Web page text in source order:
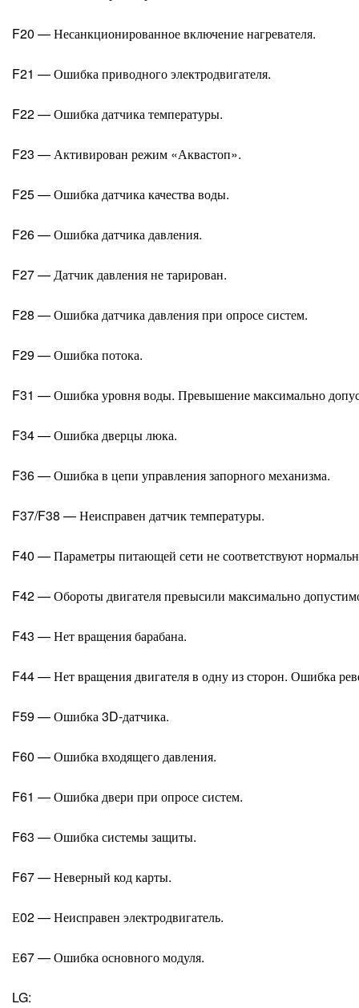
F20 — Несанкционированное включение нагревателя.
F21 — Ошибка приводного электродвигателя.
F22 — Ошибка датчика температуры.
F23 — Активирован режим «Аквастоп».
F25 — Ошибка датчика качества воды.
F26 — Ошибка датчика давления.
F27 — Датчик давления не тарирован.
F28 — Ошибка датчика давления при опросе систем.
F29 — Ошибка потока.
F31 — Ошибка уровня воды. Превышение максимально
F34 — Ошибка дверцы люка.
F36 — Ошибка в цепи управления запорного механизма.
F37/F38 — Неисправен датчик температуры.
F40 — Параметры питающей сети не соответствуют
F42 — Обороты двигателя превысили максимально
F43 — Нет вращения барабана.
F44 — Нет вращения двигателя в одну из сторон. Ошибка
F59 — Ошибка 3D-датчика.
F60 — Ошибка входящего давления.
F61 — Ошибка двери при опросе систем.
F63 — Ошибка системы защиты.
F67 — Неверный код карты.
Е02 — Неисправен электродвигатель.
Е67 — Ошибка основного модуля.
LG: